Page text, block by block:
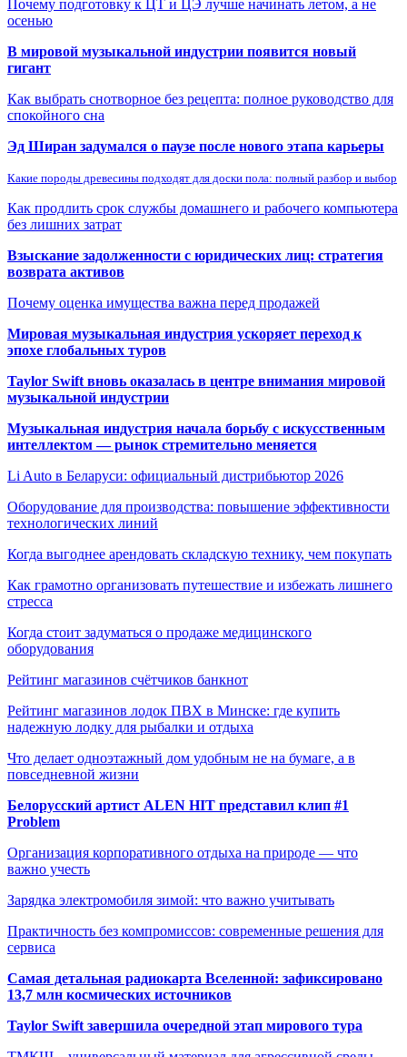
Почему подготовку к ЦТ и ЦЭ лучше начинать летом, а не
осенью
В мировой музыкальной индустрии появится новый
гигант
Как выбрать снотворное без рецепта: полное руководство для
спокойного сна
Эд Ширан задумался о паузе после нового этапа карьеры
Какие породы древесины подходят для доски пола: полный разбор и выбор
Как продлить срок службы домашнего и рабочего компьютера
без лишних затрат
Взыскание задолженности с юридических лиц: стратегия
возврата активов
Почему оценка имущества важна перед продажей
Мировая музыкальная индустрия ускоряет переход к
эпохе глобальных туров
Taylor Swift вновь оказалась в центре внимания мировой
музыкальной индустрии
Музыкальная индустрия начала борьбу с искусственным
интеллектом — рынок стремительно меняется
Li Auto в Беларуси: официальный дистрибьютор 2026
Оборудование для производства: повышение эффективности
технологических линий
Когда выгоднее арендовать складскую технику, чем покупать
Как грамотно организовать путешествие и избежать лишнего
стресса
Когда стоит задуматься о продаже медицинского
оборудования
Рейтинг магазинов счётчиков банкнот
Рейтинг магазинов лодок ПВХ в Минске: где купить
надежную лодку для рыбалки и отдыха
Что делает одноэтажный дом удобным не на бумаге, а в
повседневной жизни
Белорусский артист ALEN HIT представил клип #1
Problem
Организация корпоративного отдыха на природе — что
важно учесть
Зарядка электромобиля зимой: что важно учитывать
Практичность без компромиссов: современные решения для
сервиса
Самая детальная радиокарта Вселенной: зафиксировано
13,7 млн космических источников
Taylor Swift завершила очередной этап мирового тура